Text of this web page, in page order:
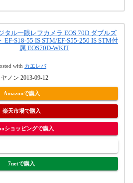
タル一眼レフカメラ EOS 70D ダブルズ
EF-S18-55 IS STM/EF-S55-250 IS STM付
属 EOS70D-WKIT
with カエレバ
ヤノン 2013-09-12
Amazonで購入
楽天市場で購入
ショッピングで購入
7netで購入